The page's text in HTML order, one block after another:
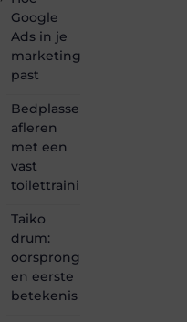
Google
Ads in je
marketingmix
past
Bedplassen
afleren
met een
vast
toilettrainingschema
Taiko
drum:
oorsprong
en eerste
betekenis